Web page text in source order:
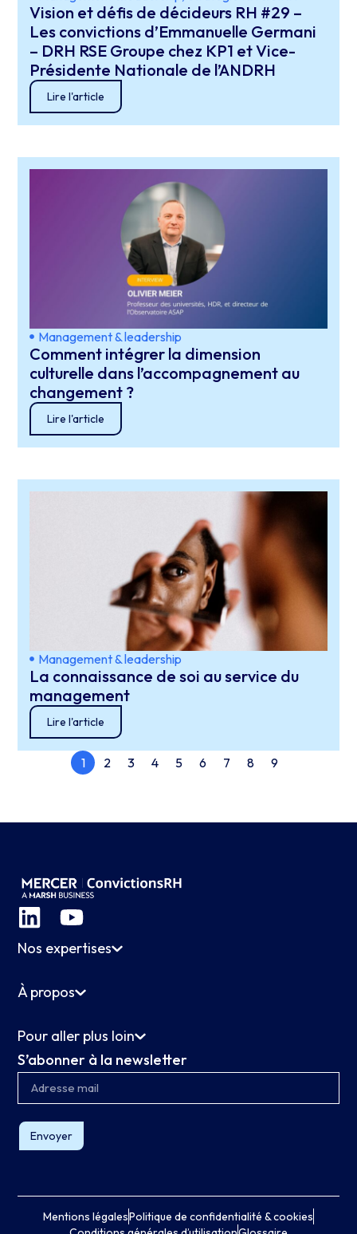
Vision et défis de décideurs RH #29 –
Les convictions d’Emmanuelle Germani
– DRH RSE Groupe chez KP1 et Vice-
Présidente Nationale de l’ANDRH
Lire l'article
Management & leadership
Comment intégrer la dimension
culturelle dans l’accompagnement au
changement ?
Lire l'article
Management & leadership
La connaissance de soi au service du
management
Lire l'article
1 2 3 4 5 6 7 8 9
Nos expertises
À propos
Pour aller plus loin
S’abonner à la newsletter
Envoyer
Mentions légalesPolitique de confidentialité & cookies